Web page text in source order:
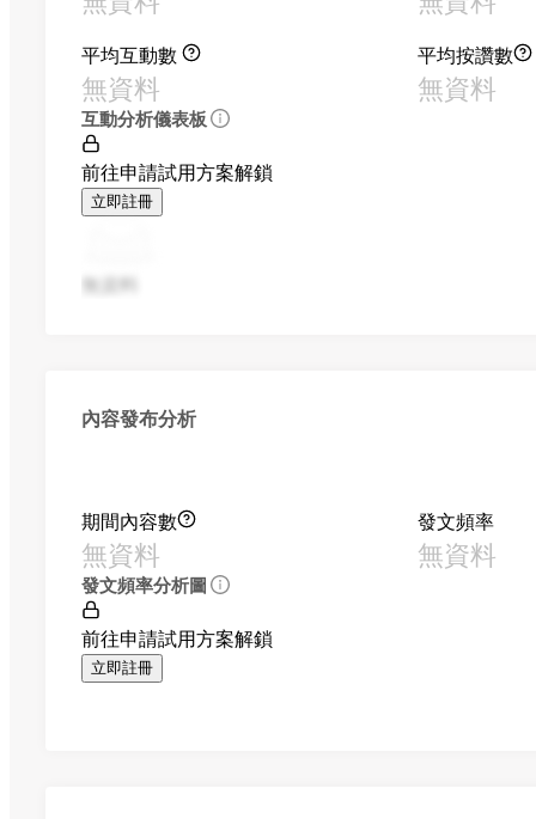
平均互動數
無資料
平均按讚數
無資料
互動分析儀表板
前往申請試用方案解鎖
立即註冊
無資料
內容發布分析
期間內容數
無資料
發文頻率
無資料
發文頻率分析圖
前往申請試用方案解鎖
立即註冊